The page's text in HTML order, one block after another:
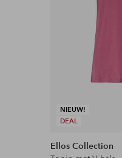
NIEUW!
DEAL
Ellos Collection